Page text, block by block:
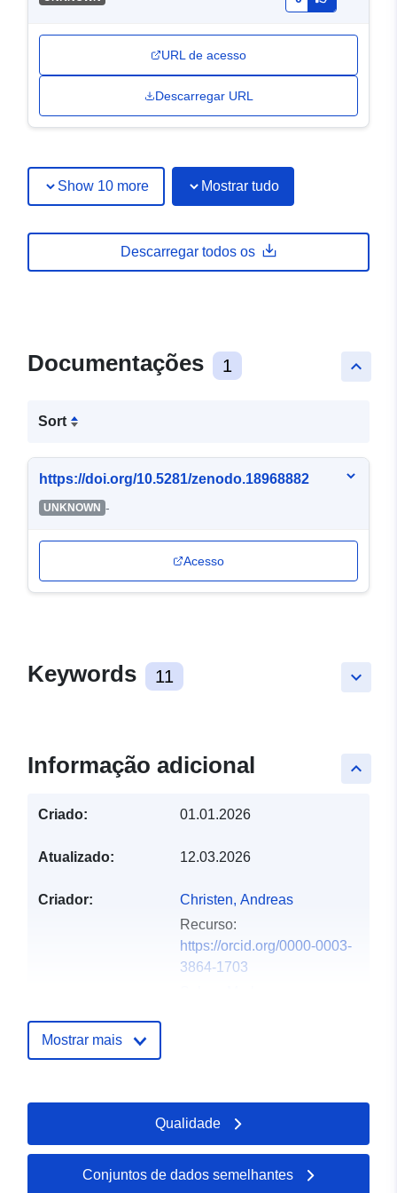
URL de acesso
Descarregar URL
Show 10 more Mostrar tudo
Descarregar todos os
keyboard_arrow_up
Documentações 1
Sort
https://doi.org/10.5281/zenodo.18968882
UNKNOWN -
Acesso
keyboard_arrow_down
Keywords 11
keyboard_arrow_up
Informação adicional
Criado: 01.01.2026
Atualizado: 12.03.2026
Criador:
Christen, Andreas
Recurso:
https://orcid.org/0000-0003-
3864-1703
https://orcid.org/0000-0003-
3076-555X
Schindler, Dirk
Mostrar mais
Qualidade
Conjuntos de dados semelhantes